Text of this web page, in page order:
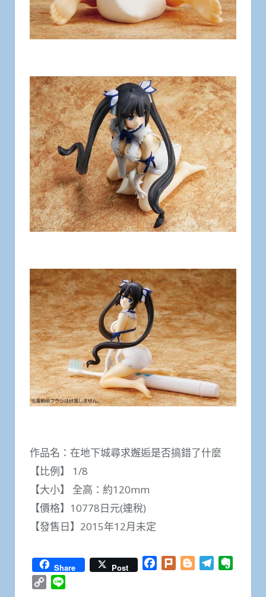
作品名：在地下城尋求邂逅是否搞錯了什麼
【比例】 1/8
【大小】 全高：約120mm
【價格】10778日元(連稅)
【發售日】2015年12月未定
Share Post Facebook
Plurk BloggerTelegram
Copy